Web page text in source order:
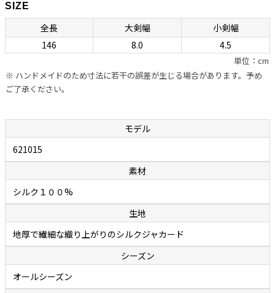
ネクタイの良し悪しを左右する“作り”ですが、ボレッリの品なので全
幅の信頼が置けます。自社のシャツに合わせるためのネクタイを用意
しているカミチェリアは少なくありませんが、他社に外注していると
ころが多いのが事実。それに対しボレッリでは、ネクタイ専門の職人
を抱え、型紙の作成から生地の裁断・縫製に至るまで、すべてをイタリ
アの自社工場で行っています。世界中で称賛されているハンドメイド
ッリのネクタイは、膨らみがあって締めやすく、やわらかいのに緩み
ません。ファッション業界関係者の間でも評判で、ネクタイはボレッ
リと決めている人が多いのが頷けます。
余談ですが、ボレッリのネクタイの締めやすさは「独特の縫製法」に
秘密があります。通常ネクタイの縫製は、ネクタイを横や斜めに置い
て縫い合わせていくのですが、ボレッリでは縦に置いて真ん中を縫い
合わせていく繊細で難しい作業を行っています。この独特の縫製法と
アイロンワークによって、膨らみがあって締めやすいネクタイが作り出
されます。
SIZE
全長 大剣幅
小剣幅
146
8.0 4.5
単位：cm
※ ハンドメイドのため寸法に若干の誤差が生じる場合があります。予め
ご了承ください。
モデル
621015
素材
シルク１００%
生地
地厚で繊細な織り上がりのシルクジャカード
シーズン
オールシーズン